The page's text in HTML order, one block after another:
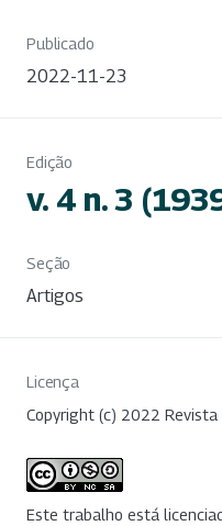
Publicado
2022-11-23
Edição
v. 4 n. 3
Seção
Artigos
Licença
Copyright (c) 2022 Revista
Este trabalho está